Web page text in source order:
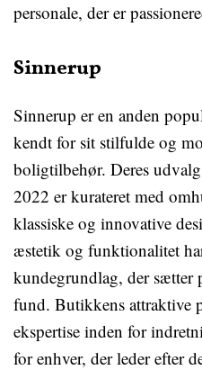
personale, der er
Sinnerup
Sinnerup er en anden
kendt for sit stilfulde og
boligtilbehør. Deres
2022 er kurateret med
klassiske og innovative
æstetik og funktionalitet
kundegrundlag, der
fund. Butikkens attraktive
ekspertise inden for
for enhver, der leder efter